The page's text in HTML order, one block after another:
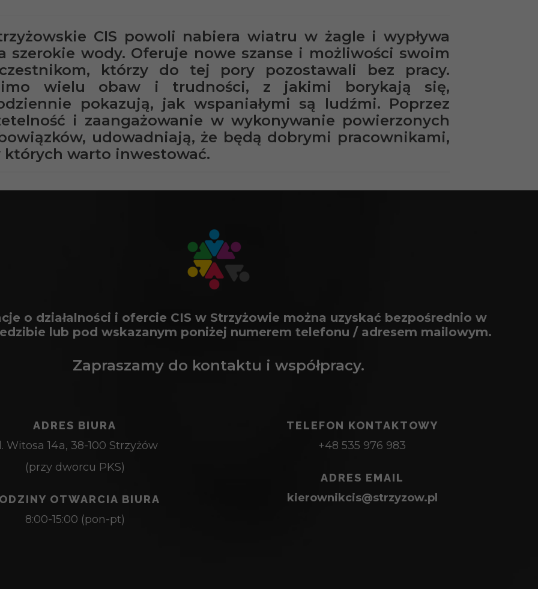
CIS powoli nabiera wiatru w żagle i wypływa
szerokie wody. Oferuje nowe szanse i możliwości swoim
którzy do tej pory pozostawali bez pracy.
wielu obaw i trudności, z jakimi borykają się,
pokazują, jak wspaniałymi są ludźmi. Poprzez
i zaangażowanie w wykonywanie powierzonych
udowadniają, że będą dobrymi pracownikami,
których warto inwestować.
o działalności i ofercie CIS w Strzyżowie można uzyskać bezpośrednio w
lub pod wskazanym poniżej numerem telefonu / adresem mailowym.
Zapraszamy do kontaktu i współpracy.
ADRES BIURA
Witosa 14a, 38-100 Strzyżów
(przy dworcu PKS)
OTWARCIA BIURA
8:00-15:00 (pon-pt)
TELEFON KONTAKTOWY
+48 535 976 983
ADRES EMAIL
kierownikcis@strzyzow.pl